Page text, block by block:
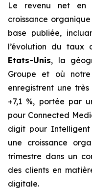
Le revenu net en
croissance
base publiée,
l’évolution du
Etats-Unis, la
Groupe et où
enregistrent une
+7,1 %, portée par
pour Connected
digit pour
une croissance
trimestre dans un
des clients en
digitale.